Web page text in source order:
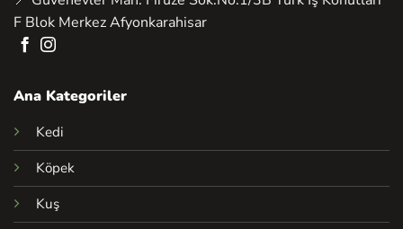
F Blok Merkez Afyonkarahisar
Ana Kategoriler
Kedi
Köpek
Kuş